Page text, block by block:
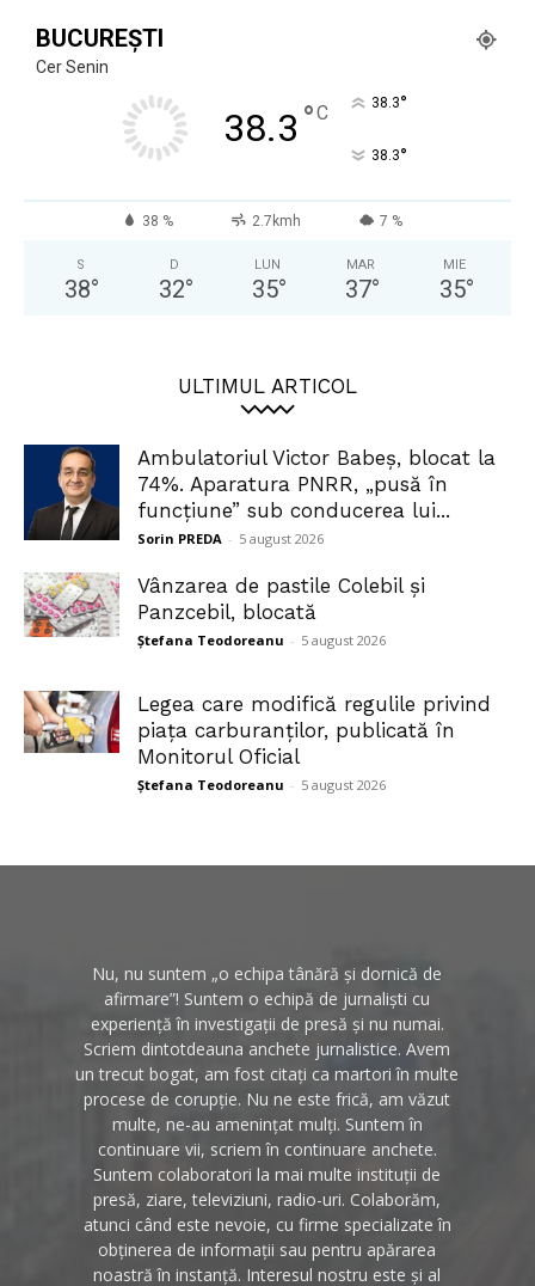
BUCUREȘTI
Cer Senin
38.3 °C 38.3°
38.3°
38 % 2.7kmh 7 %
S
38°
D
32°
LUN
35°
MAR
37°
MIE
35°
ULTIMUL ARTICOL
Ambulatoriul Victor Babeș, blocat la
74%. Aparatura PNRR, „pusă în
funcțiune” sub conducerea lui...
Sorin PREDA - 5 august 2026
Vânzarea de pastile Colebil și
Panzcebil, blocată
Ștefana Teodoreanu - 5 august 2026
Legea care modifică regulile privind
piața carburanților, publicată în
Monitorul Oficial
Ștefana Teodoreanu - 5 august 2026
Nu, nu suntem „o echipa tânără și dornică de
afirmare”! Suntem o echipă de jurnaliști cu
experiență în investigații de presă și nu numai.
Scriem dintotdeauna anchete jurnalistice. Avem
un trecut bogat, am fost citați ca martori în multe
procese de corupție. Nu ne este frică, am văzut
multe, ne-au amenințat mulți. Suntem în
continuare vii, scriem în continuare anchete.
Suntem colaboratori la mai multe instituții de
presă, ziare, televiziuni, radio-uri. Colaborăm,
atunci când este nevoie, cu firme specializate în
obținerea de informații sau pentru apărarea
noastră în instanță. Interesul nostru este și al